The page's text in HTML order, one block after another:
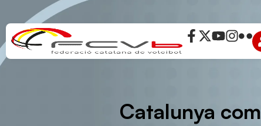
Catalunya